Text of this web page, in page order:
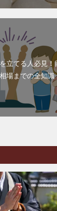
立てる人必見！
場までの全知識